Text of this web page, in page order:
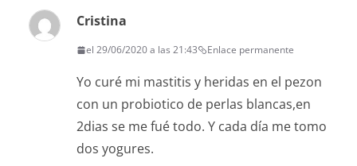
Cristina
el 29/06/2020 a las 21:43 Enlace permanente
Yo curé mi mastitis y heridas en el pezon
con un probiotico de perlas blancas,en
2dias se me fué todo. Y cada día me tomo
dos yogures.